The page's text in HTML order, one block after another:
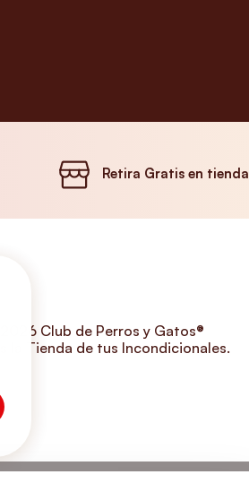
Retira Gratis en tienda
Club de Perros y Gatos®
la Tienda de tus Incondicionales.